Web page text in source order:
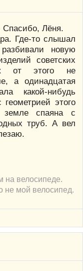
Спасибо, Лёня.
Где-то слышал
новую
советских
от этого не
а одинадцатая
какой-нибудь
этого
спаяна с
труб. А вел
на велосипеде.
не мой велосипед.